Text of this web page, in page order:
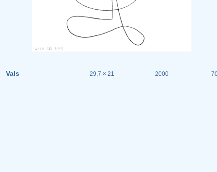
Vals 29,7 × 21 2000